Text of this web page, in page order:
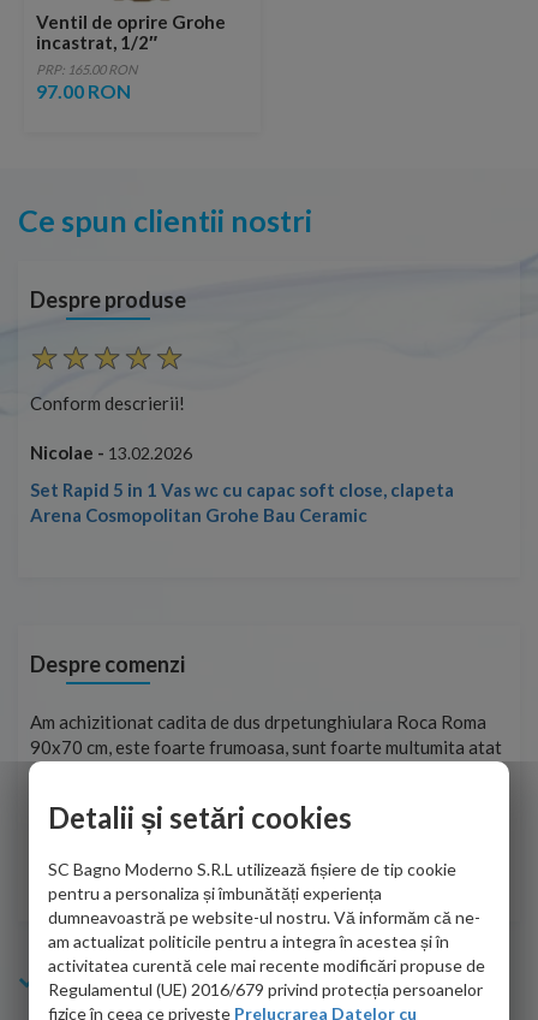
Ventil de oprire Grohe
incastrat, 1/2″
PRP: 165.00 RON
97.00 RON
Ce spun clientii nostri
Despre produse
Conform descrierii!
Nicolae - 13.02.2026
Set Rapid 5 in 1 Vas wc cu capac soft close, clapeta
Arena Cosmopolitan Grohe Bau Ceramic
Despre comenzi
Am achizitionat cadita de dus drpetunghiulara Roca Roma
90x70 cm, este foarte frumoasa, sunt foarte multumita atat
de personalul firmei dvs. cu care am colaborat in obtinerea
adus coletul in siguranta.Numai bine, va doresc!
Sofrone Viviana -28.07.2026
Info Bagno
Detalii și setări cookies
SC Bagno Moderno S.R.L utilizează fișiere de tip cookie
pentru a personaliza și îmbunătăți experiența
dumneavoastră pe website-ul nostru. Vă informăm că ne-
am actualizat politicile pentru a integra în acestea și în
activitatea curentă cele mai recente modificări propuse de
Regulamentul (UE) 2016/679 privind protecția persoanelor
fizice în ceea ce privește Prelucrarea Datelor cu